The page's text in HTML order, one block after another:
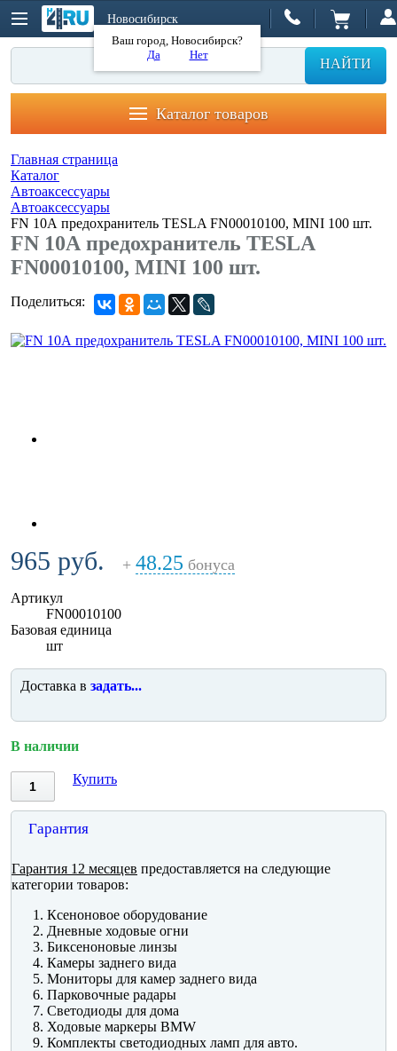
Новосибирск
Ваш город, Новосибирск?
Да
Нет
НАЙТИ
Каталог товаров
Главная страница
Каталог
Автоаксессуары
Автоаксессуары
FN 10А предохранитель TESLA FN00010100, MINI 100 шт.
FN 10А предохранитель TESLA
FN00010100, MINI 100 шт.
Поделиться:
965 руб. + 48.25 бонуса
Артикул
FN00010100
Базовая единица
шт
Доставка в задать...
В наличии
Купить
Гарантия
Гарантия 12 месяцев предоставляется на следующие
категории товаров:
Ксеноновое оборудование
Дневные ходовые огни
Биксеноновые линзы
Камеры заднего вида
Мониторы для камер заднего вида
Парковочные радары
Светодиоды для дома
Ходовые маркеры BMW
Комплекты светодиодных ламп для авто.